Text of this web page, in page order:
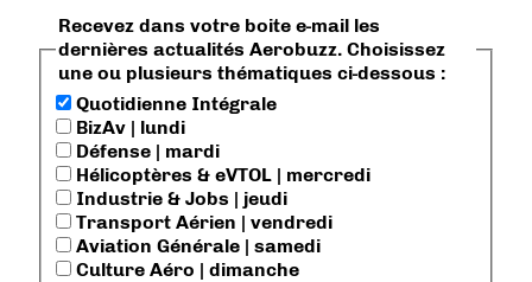
Recevez dans votre boite e-mail les
dernières actualités Aerobuzz. Choisissez
une ou plusieurs thématiques ci-dessous :
Quotidienne Intégrale
BizAv | lundi
Défense | mardi
Hélicoptères & eVTOL | mercredi
Industrie & Jobs | jeudi
Transport Aérien | vendredi
Aviation Générale | samedi
Culture Aéro | dimanche